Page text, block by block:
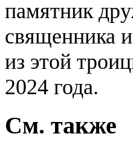
памятник
священника
из этой
2024 года.
См. также